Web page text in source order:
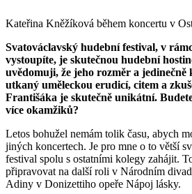
Kateřina Kněžíková během koncertu v
Svatováclavský hudební festival, v
vystoupíte, je skutečnou hudební
uvědomuji, že jeho rozměr a
utkaný uměleckou erudicí, citem a
Františáka je skutečně unikátní.
více okamžiků?
Letos bohužel nemám tolik času, abych
jiných koncertech. Je pro mne o to větší
festival spolu s ostatními kolegy zahájit.
připravovat na další roli v Národním
Adiny v Donizettiho opeře Nápoj lásky.